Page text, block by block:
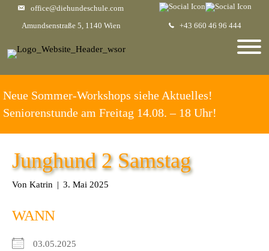
office@diehundeschule.com
+43 660 46 96 444
Amundsenstraße 5, 1140 Wien
Neue Sommer-Workshops siehe Aktuelles!
Seniorenstunde am Freitag 14.08. – 18 Uhr!
Junghund 2 Samstag
Von Katrin | 3. Mai 2025
WANN
03.05.2025